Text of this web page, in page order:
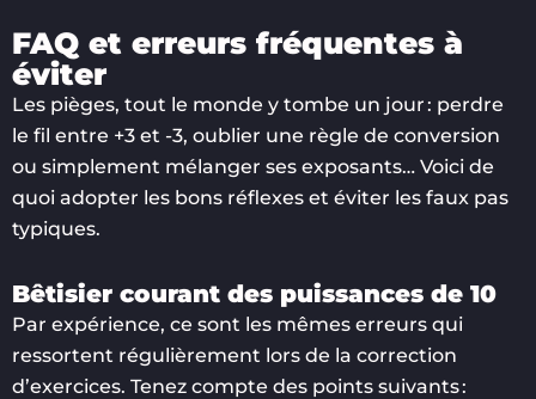
FAQ et erreurs fréquentes à
éviter
Les pièges, tout le monde y tombe un jour : perdre
le fil entre +3 et -3, oublier une règle de conversion
ou simplement mélanger ses exposants… Voici de
quoi adopter les bons réflexes et éviter les faux pas
typiques.
Bêtisier courant des puissances de 10
Par expérience, ce sont les mêmes erreurs qui
ressortent régulièrement lors de la correction
d’exercices. Tenez compte des points suivants :